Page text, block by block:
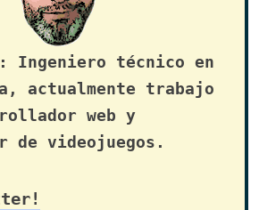
: Ingeniero técnico en
actualmente trabajo
web y
de videojuegos.